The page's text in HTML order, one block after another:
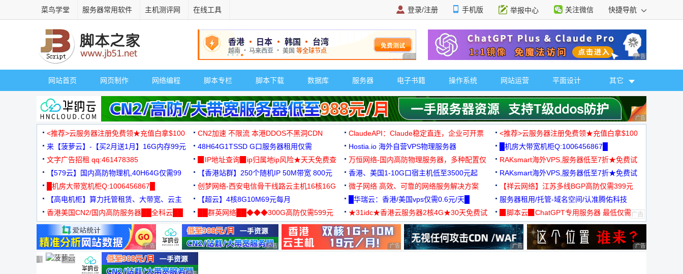
菜鸟学堂 服务器常用软件 主机测评网 在线工具 登录/注册 手机版 举报中心 关注微信 快捷导航
广告 商业广告，理性选择 广告 商业广告，理
网站首页 网页制作 网络编程 脚本专栏 脚本下载 数据库 服务器 电子书籍 操作系统 网站运营 平面设计 其它
广告 商业广告，理
<推荐>云服务器注册免费领★充值白拿$100 CN2加速 不限流 本港DDOS不黑洞CDN ClaudeAPI：Claude稳定直连，企业可开票
<推荐>云服务器注册免费领★充值白拿$100
来【菠萝云】-【买2月送1月】16G内存99元
48H64G1TSSD G口服务器租用仅需
3000+可免费测试
Hostia.io 海外自营VPS物理服务器
█机房大带宽机柜Q:1006456867█
文字广告招租 qq:461478385
▉IP地址查询▉ip归属地ip风险★天天免费查
万恒网络-国内高防物理服务器，多种配置仅
99元/月起
RAKsmart海外VPS,服务器低至7折★免费试
用★
【579云】国内高防物理机,40H64G仅需99
元
【香港站群】250个随机IP 50M带宽 800元 香港、美国1-10G口宿主机低至3500元起
RAKsmart海外VPS,服务器低至7折★免费试
用★
█机房大带宽机柜Q:1006456867█
创梦网络-西安电信骨干线路云主机16核16G
88元/月
微子网络 高效、可靠的网络服务解决方案
【祥云网络】江苏多线BGP高防仅需399元
【高电机柜】算力托管租赁、大带宽、云主
机
【超云】4核8G10M69元每月 █华瑞云：香港/美国vps仅需0.6元/天█
服务器租用/托管-域名空间/认准腾佑科技
香港美国CN2/国内高防服务器██全科云██
██群英网络██◆◆◆300G高防仅需599元
◆◆◆
★31idc★香港云服务器2核4G★30天免费试
用◆
▉脚本云▉ChatGPT专用服务器 最低仅需
19元/月
广告 商业广告，理性选择 广告 商业广告，理性选择 广告 商业广告，理性选择 广告 商业广告，理性选择 广告 商业广告，理
广告 商业广告，理性选择
广告 商业广告，理性选择
广告 商业广告，理性选择广告 商业广告，理性选择